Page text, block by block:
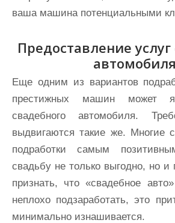
ваша машина потенциальными
Предоставление услуг
автомобиля
Еще одним из вариантов
престижных машин может
свадебного автомобиля.
выдвигаются такие же. Многие
подработки самым
свадьбу не только выгодно, но и
признать, что «свадебное
неплохо подзаработать, это
минимально изнашивается.